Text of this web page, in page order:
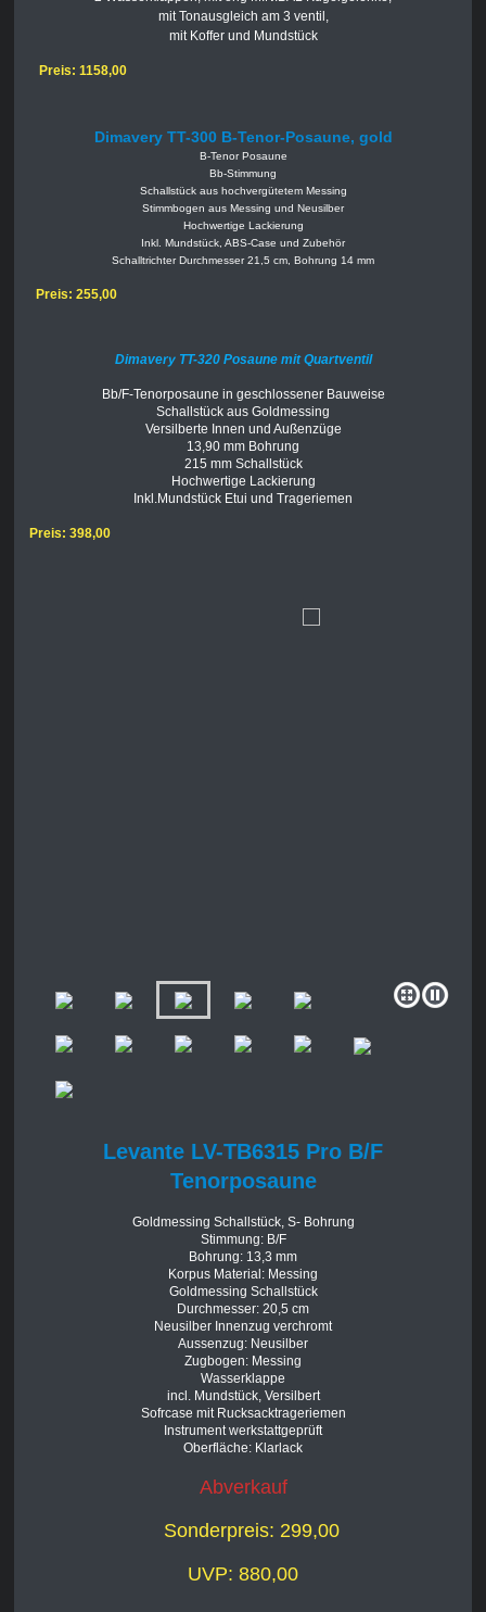
mit Tonausgleich am 3 ventil,
mit Koffer und Mundstück
Preis: 1158,00
Dimavery TT-300 B-Tenor-Posaune, gold
B-Tenor Posaune
Bb-Stimmung
Schallstück aus hochvergütetem Messing
Stimmbogen aus Messing und Neusilber
Hochwertige Lackierung
Inkl. Mundstück, ABS-Case und Zubehör
Schalltrichter Durchmesser 21,5 cm, Bohrung 14 mm
Preis: 255,00
Dimavery TT-320 Posaune mit Quartventil
Bb/F-Tenorposaune in geschlossener Bauweise
Schallstück aus Goldmessing
Versilberte Innen und Außenzüge
13,90 mm Bohrung
215 mm Schallstück
Hochwertige Lackierung
Inkl.Mundstück Etui und Trageriemen
Preis: 398,00
Levante LV-TB6315 Pro B/F
Tenorposaune
Goldmessing Schallstück, S- Bohrung
Stimmung: B/F
Bohrung: 13,3 mm
Korpus Material: Messing
Goldmessing Schallstück
Durchmesser: 20,5 cm
Neusilber Innenzug verchromt
Aussenzug: Neusilber
Zugbogen: Messing
Wasserklappe
incl. Mundstück, Versilbert
Sofrcase mit Rucksacktrageriemen
Instrument werkstattgeprüft
Oberfläche: Klarlack
Abverkauf
Sonderpreis: 299,00
UVP: 880,00